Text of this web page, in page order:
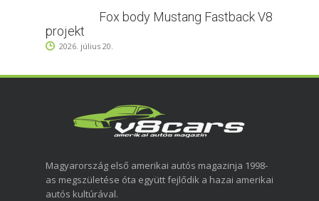
Fox body Mustang Fastback V8
projekt
2026. július 20.
Magyarország első amerikai autós magazinja 1998-
as megszületése óta együtt fejlődik a hazai amerikai
autós kultúrával.